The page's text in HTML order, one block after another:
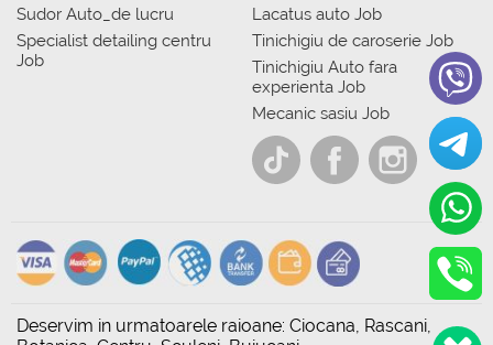
Sudor Auto_de lucru
Specialist detailing centru
Job
Lacatus auto Job
Tinichigiu de caroserie Job
Tinichigiu Auto fara
experienta Job
Mecanic sasiu Job
Deservim in urmatoarele raioane: Ciocana, Rascani,